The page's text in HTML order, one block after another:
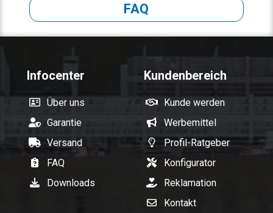
FAQ
Infocenter
Über uns
Garantie
Versand
FAQ
Downloads
Kundenbereich
Kunde werden
Werbemittel
Profil-Ratgeber
Konfigurator
Reklamation
Kontakt